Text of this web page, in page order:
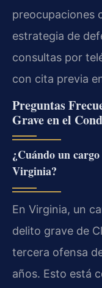
preocupaciones
estrategia de
consultas por
con cita previa
Preguntas
Grave en el
¿Cuándo un
Virginia?
En Virginia, un
delito grave de
tercera ofensa
años. Esto está